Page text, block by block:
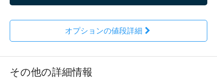
オプションの値段詳細
その他の詳細情報